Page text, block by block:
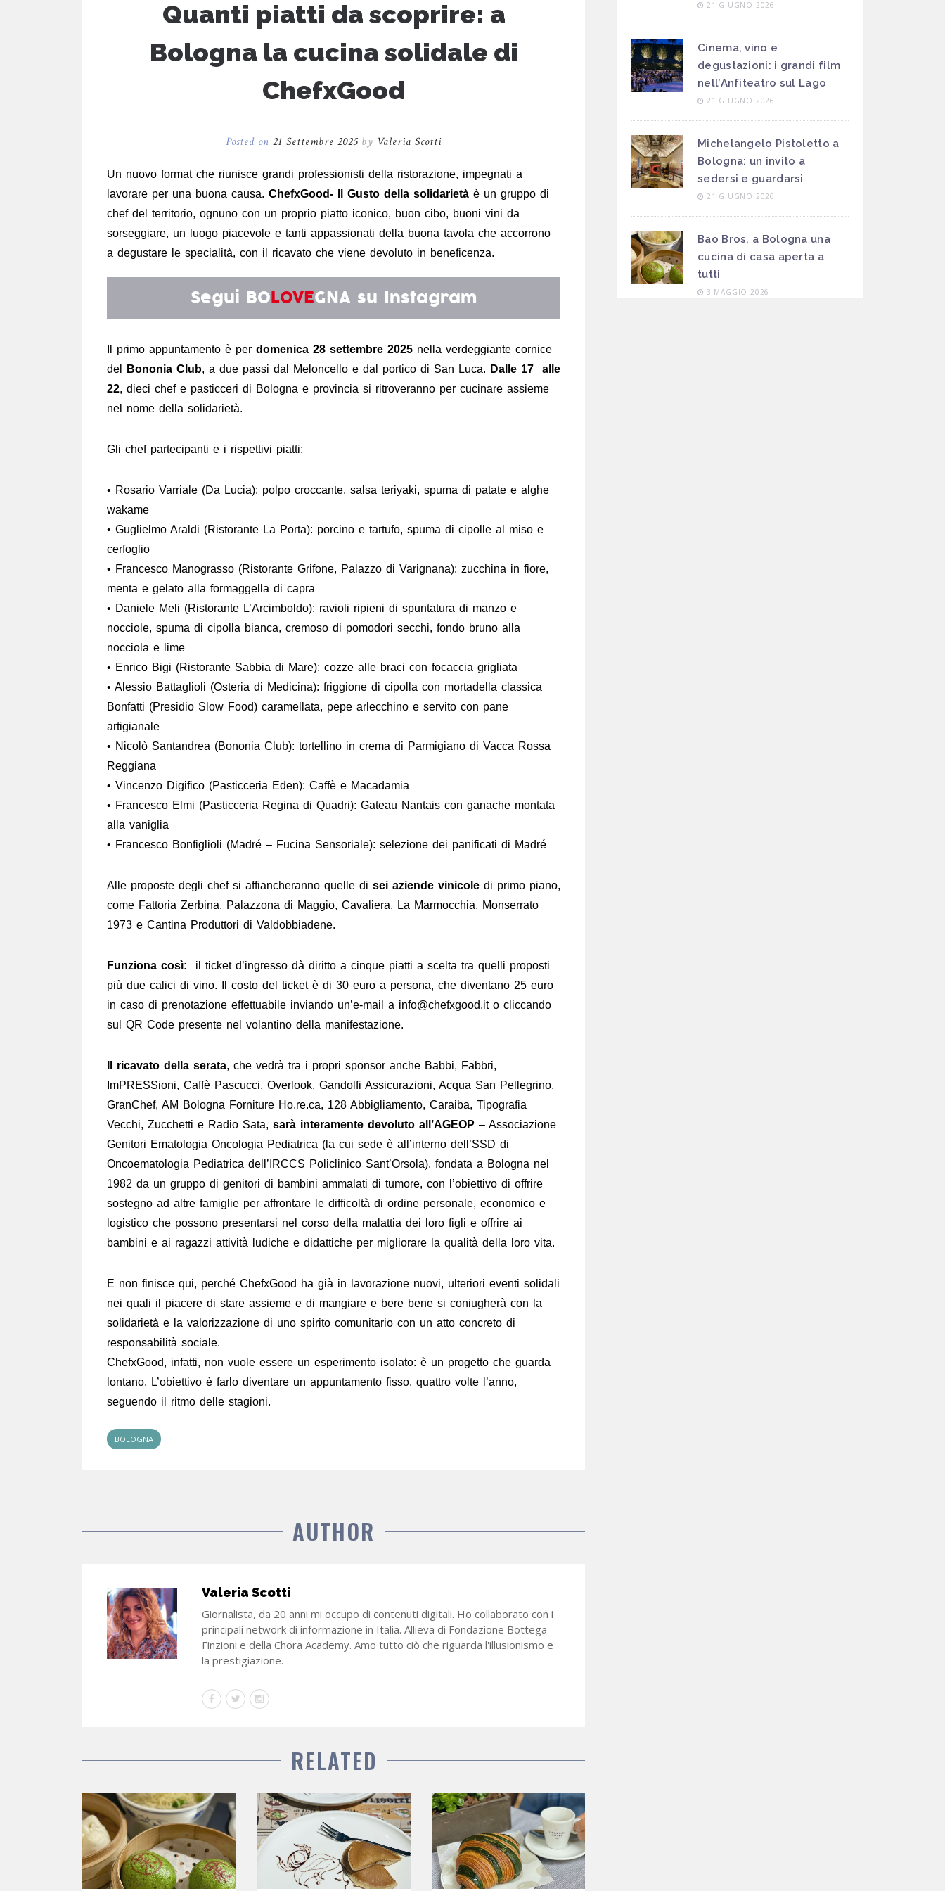
Quanti piatti da scoprire: a
Bologna la cucina solidale di
ChefxGood
Posted on 21 Settembre 2025 by Valeria Scotti
Un nuovo format che riunisce grandi professionisti della ristorazione, impegnati a
lavorare per una buona causa. ChefxGood- Il Gusto della solidarietà è un gruppo di
chef del territorio, ognuno con un proprio piatto iconico, buon cibo, buoni vini da
sorseggiare, un luogo piacevole e tanti appassionati della buona tavola che accorrono
a degustare le specialità, con il ricavato che viene devoluto in beneficenza.
Segui BOLOVEGNA su Instagram
Il primo appuntamento è per domenica 28 settembre 2025 nella verdeggiante cornice
del
Bononia Club, a due passi dal Meloncello e dal portico di San Luca. Dalle 17 alle
22, dieci chef e pasticceri di Bologna e provincia si ritroveranno per cucinare assieme
nel nome della solidarietà.
Gli chef partecipanti e i rispettivi piatti:
• Rosario Varriale (Da Lucia): polpo croccante, salsa teriyaki, spuma di patate e alghe
wakame
• Guglielmo Araldi (Ristorante La Porta): porcino e tartufo, spuma di cipolle al miso e
cerfoglio
• Francesco Manograsso (Ristorante Grifone, Palazzo di Varignana): zucchina in fiore,
menta e gelato alla formaggella di capra
• Daniele Meli (Ristorante L’Arcimboldo): ravioli ripieni di spuntatura di manzo e
nocciole, spuma di cipolla bianca, cremoso di pomodori secchi, fondo bruno alla
nocciola e lime
• Enrico Bigi (Ristorante Sabbia di Mare): cozze alle braci con focaccia grigliata
• Alessio Battaglioli (Osteria di Medicina): friggione di cipolla con mortadella classica
Bonfatti (Presidio Slow Food) caramellata, pepe arlecchino e servito con pane
artigianale
• Nicolò Santandrea (Bononia Club): tortellino in crema di Parmigiano di Vacca Rossa
Reggiana
• Vincenzo Digifico (Pasticceria Eden): Caffè e Macadamia
• Francesco Elmi (Pasticceria Regina di Quadri): Gateau Nantais con ganache montata
alla vaniglia
• Francesco Bonfiglioli (Madré – Fucina Sensoriale): selezione dei panificati di Madré
Alle proposte degli chef si affiancheranno quelle di sei aziende vinicole di primo piano,
come Fattoria Zerbina, Palazzona di Maggio, Cavaliera, La Marmocchia, Monserrato
1973 e Cantina Produttori di Valdobbiadene.
Funziona così: il ticket d’ingresso dà diritto a cinque piatti a scelta tra quelli proposti
più due calici di vino. Il costo del ticket è di 30 euro a persona, che diventano 25 euro
in caso di prenotazione effettuabile inviando un’e-mail a info@chefxgood.it o cliccando
sul QR Code presente nel volantino della manifestazione.
Il ricavato della serata, che vedrà tra i propri sponsor anche Babbi, Fabbri,
ImPRESSioni, Caffè Pascucci, Overlook, Gandolfi Assicurazioni, Acqua San Pellegrino,
GranChef, AM Bologna Forniture Ho.re.ca, 128 Abbigliamento, Caraiba, Tipografia
Vecchi, Zucchetti e Radio Sata, sarà interamente devoluto all’AGEOP – Associazione
Genitori Ematologia Oncologia Pediatrica (la cui sede è all’interno dell’SSD di
Oncoematologia Pediatrica dell’IRCCS Policlinico Sant’Orsola), fondata a Bologna nel
1982 da un gruppo di genitori di bambini ammalati di tumore, con l’obiettivo di offrire
sostegno ad altre famiglie per affrontare le difficoltà di ordine personale, economico e
logistico che possono presentarsi nel corso della malattia dei loro figli e offrire ai
bambini e ai ragazzi attività ludiche e didattiche per migliorare la qualità della loro vita.
E non finisce qui, perché ChefxGood ha già in lavorazione nuovi, ulteriori eventi solidali
nei quali il piacere di stare assieme e di mangiare e bere bene si coniugherà con la
solidarietà e la valorizzazione di uno spirito comunitario con un atto concreto di
responsabilità sociale.
ChefxGood, infatti, non vuole essere un esperimento isolato: è un progetto che guarda
lontano. L’obiettivo è farlo diventare un appuntamento fisso, quattro volte l’anno,
seguendo il ritmo delle stagioni.
BOLOGNA
AUTHOR
Valeria Scotti
Giornalista, da 20 anni mi occupo di contenuti digitali. Ho collaborato con i
principali network di informazione in Italia. Allieva di Fondazione Bottega
Finzioni e della Chora Academy. Amo tutto ciò che riguarda l'illusionismo e
la prestigiazione.
RELATED
21 GIUGNO 2026
Cinema, vino e
degustazioni: i grandi film
nell’Anfiteatro sul Lago
21 GIUGNO 2026
Michelangelo Pistoletto a
Bologna: un invito a
sedersi e guardarsi
21 GIUGNO 2026
Bao Bros, a Bologna una
cucina di casa aperta a
tutti
3 MAGGIO 2026